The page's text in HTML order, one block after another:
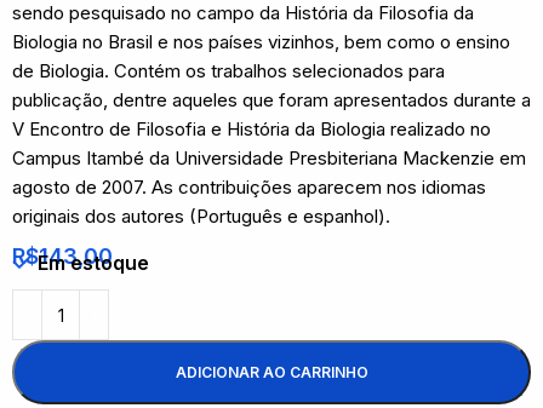
sendo pesquisado no campo da História da Filosofia da
Biologia no Brasil e nos países vizinhos, bem como o ensino
de Biologia. Contém os trabalhos selecionados para
publicação, dentre aqueles que foram apresentados durante a
V Encontro de Filosofia e História da Biologia realizado no
Campus Itambé da Universidade Presbiteriana Mackenzie em
agosto de 2007. As contribuições aparecem nos idiomas
originais dos autores (Português e espanhol).
R$143,00
Em estoque
ADICIONAR AO CARRINHO